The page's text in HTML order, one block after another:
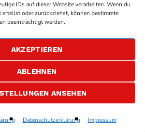
IDs auf dieser Website verarbeiten. Wenn du
oder zurückziehst, können bestimmte
beeinträchtigt werden.
AKZEPTIEREN
ABLEHNEN
ANSEHEN
Datenschutzerklärung Impressum
BAD KREUZNACH
ALLGEMEINE GESCHÄFTSBEDINGUNGEN